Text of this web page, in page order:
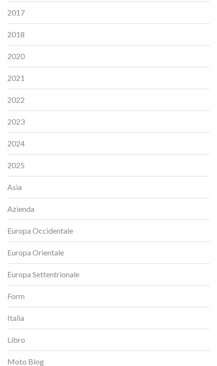
2017
2018
2020
2021
2022
2023
2024
2025
Asia
Azienda
Europa Occidentale
Europa Orientale
Europa Settentrionale
Form
Italia
Libro
Moto Blog